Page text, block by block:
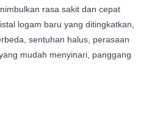
rasa sakit dan cepat
logam baru yang ditingkatkan,
sentuhan halus, perasaan
mudah menyinari, panggang